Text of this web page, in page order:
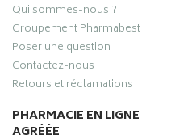
Qui sommes-nous ?
Groupement Pharmabest
Poser une question
Contactez-nous
Retours et réclamations
PHARMACIE EN LIGNE
AGRÉÉE